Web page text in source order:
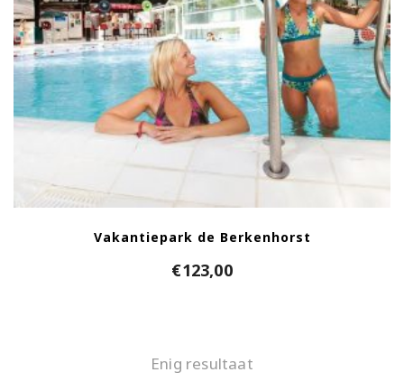
Vakantiepark de Berkenhorst
€123,00
Enig resultaat